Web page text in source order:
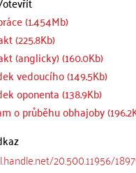
(1.454Mb)
(225.8Kb)
(anglicky) (160.0Kb)
vedoucího (149.5Kb)
oponenta (138.9Kb)
o průběhu obhajoby
20.500.11956/